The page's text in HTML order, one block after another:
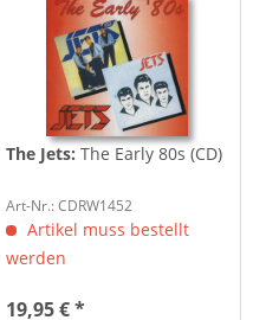
The Jets: The Early 80s (CD)
Art-Nr.: CDRW1452
Artikel muss bestellt
werden
19,95 € *